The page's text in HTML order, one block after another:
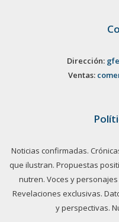
Dirección:
Ventas:
Noticias confirmadas.
que ilustran. Propuestas
nutren. Voces y
Revelaciones exclusivas.
y perspectivas.